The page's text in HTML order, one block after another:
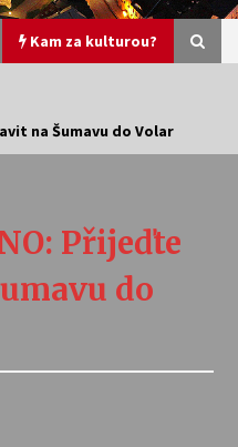
Kam za kulturou?
Josefíny Duškové: Stávám se
na Šumavu do Volar
Přijeďte
do